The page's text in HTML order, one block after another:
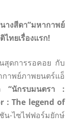
างสีดา”มหากาพย์
ทยเรื่องแรก!
สุดการรอคอย กับ
าพย์ภาพยนตร์แอ็
“นักรบมนตรา :
: The legend of
-ไซไฟฟอร์มยักษ์